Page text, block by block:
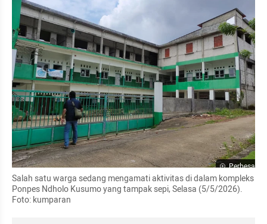
Perbesar
Salah satu warga sedang mengamati aktivitas di dalam kompleks
Ponpes Ndholo Kusumo yang tampak sepi, Selasa (5/5/2026).
Foto: kumparan